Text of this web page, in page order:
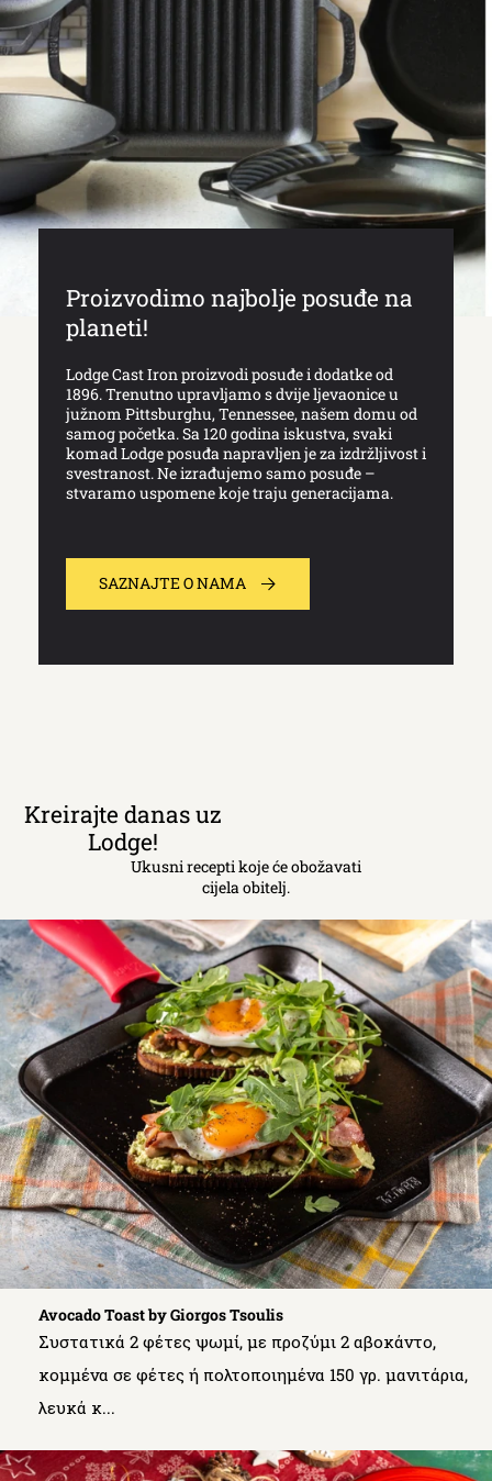
Proizvodimo najbolje posuđe na
planeti!
Lodge Cast Iron proizvodi posuđe i dodatke od
1896. Trenutno upravljamo s dvije ljevaonice u
južnom Pittsburghu, Tennessee, našem domu od
samog početka. Sa 120 godina iskustva, svaki
komad Lodge posuđa napravljen je za izdržljivost i
svestranost. Ne izrađujemo samo posuđe –
stvaramo uspomene koje traju generacijama.
SAZNAJTE O NAMA
Kreirajte danas uz
Lodge!
Ukusni recepti koje će obožavati
cijela obitelj.
Avocado Toast by Giorgos Tsoulis
Συστατικά 2 φέτες ψωμί, με προζύμι 2 αβοκάντο,
κομμένα σε φέτες ή πολτοποιημένα 150 γρ. μανιτάρια,
λευκά κ...